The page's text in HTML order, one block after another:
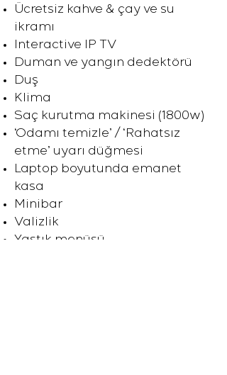
Ücretsiz kahve & çay ve su
ikramı
Interactive IP TV
Duman ve yangın dedektörü
Duş
Klima
Saç kurutma makinesi (1800w)
‘Odamı temizle’ / ‘Rahatsız
etme’ uyarı düğmesi
Laptop boyutunda emanet
kasa
Minibar
Valizlik
Yastık menüsü